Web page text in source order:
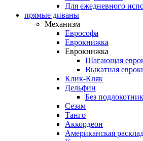
Для ежедневного
прямые диваны
Механизм
Еврософа
Еврокнижка
Еврокнижка
Шагающая
Выкатная
Клик-Кляк
Дельфин
Без
Сезам
Танго
Аккордеон
Американская